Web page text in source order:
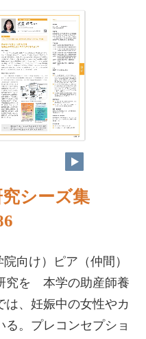
シーズ集
向け）ピア（仲間）
究を 本学の助産師養
は、妊娠中の女性やカ
る。プレコンセプショ